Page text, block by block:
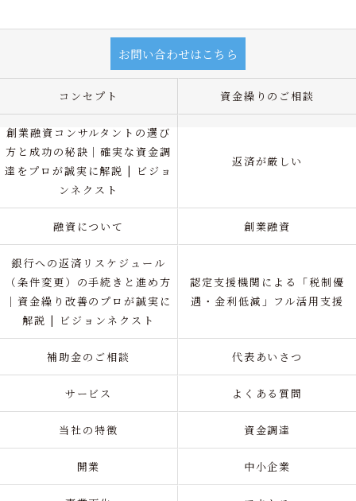
お問い合わせはこちら
コンセプト 資金繰りのご相談
創業融資コンサルタントの選び
方と成功の秘訣｜確実な資金調
達をプロが誠実に解説 | ビジョ
ンネクスト
返済が厳しい
融資について 創業融資
銀行への返済リスケジュール
（条件変更）の手続きと進め方
｜資金繰り改善のプロが誠実に
解説 | ビジョンネクスト
認定支援機関による「税制優
遇・金利低減」フル活用支援
補助金のご相談 代表あいさつ
サービス よくある質問
当社の特徴 資金調達
開業 中小企業